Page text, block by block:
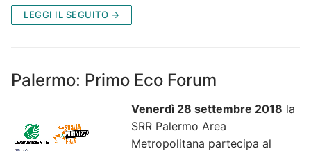
LEGGI IL SEGUITO →
Palermo: Primo Eco Forum
Venerdì 28 settembre 2018 la
SRR Palermo Area
Metropolitana partecipa al